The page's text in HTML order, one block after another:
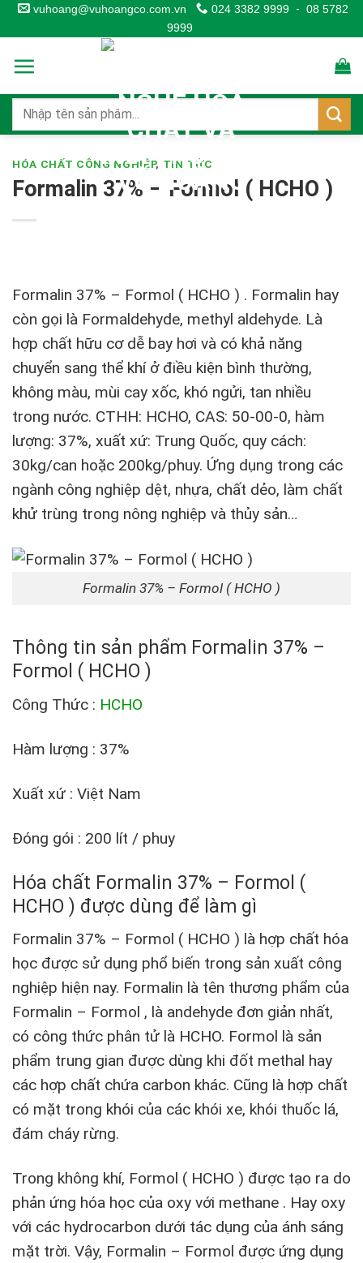
Skip
to
content
vuhoang@vuhoangco.com.vn 024 3382 9999 - 08 5782
9999
HÓA CHẤT CÔNG NGHIỆP, TIN TỨC
Formalin 37% – Formol ( HCHO )
Formalin 37% – Formol ( HCHO ) . Formalin hay
còn gọi là Formaldehyde, methyl aldehyde. Là
hợp chất hữu cơ dễ bay hơi và có khả năng
chuyển sang thể khí ở điều kiện bình thường,
không màu, mùi cay xốc, khó ngửi, tan nhiều
trong nước. CTHH: HCHO, CAS: 50-00-0, hàm
lượng: 37%, xuất xứ: Trung Quốc, quy cách:
30kg/can hoặc 200kg/phuy. Ứng dụng trong các
ngành công nghiệp dệt, nhựa, chất dẻo, làm chất
khử trùng trong nông nghiệp và thủy sản…
Formalin 37% – Formol ( HCHO )
Thông tin sản phẩm Formalin 37% –
Formol ( HCHO )
Công Thức : HCHO
Hàm lượng : 37%
Xuất xứ : Việt Nam
Đóng gói : 200 lít / phuy
Hóa chất Formalin 37% – Formol (
HCHO ) được dùng để làm gì
Formalin 37% – Formol ( HCHO ) là hợp chất hóa
học được sử dụng phổ biến trong sản xuất công
nghiệp hiện nay. Formalin là tên thương phẩm của
Formalin – Formol , là andehyde đơn giản nhất,
có công thức phân tử là HCHO. Formol là sản
phẩm trung gian được dùng khi đốt methal hay
các hợp chất chứa carbon khác. Cũng là hợp chất
có mặt trong khói của các khói xe, khói thuốc lá,
đám cháy rừng.
Trong không khí, Formol ( HCHO ) được tạo ra do
phản ứng hóa học của oxy với methane . Hay oxy
với các hydrocarbon dưới tác dụng của ánh sáng
mặt trời. Vậy, Formalin – Formol được ứng dụng